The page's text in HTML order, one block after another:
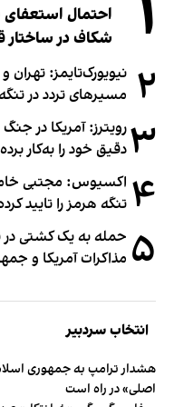
۱
احتمال استعفای
شکاف در
۲ نیویورک‌تایمز:
مسیرهای تردد در
۳رویترز: آمریکا در
دقیق خود را به‌کار
۴ اکسیوس: مجتبی
تنگه هرمز را تایید
۵ حمله به یک کشتی در
مذاکرات آمریکا و
انتخاب سردبیر
هشدار ترامپ به جمهوری
اصلی» در راه است